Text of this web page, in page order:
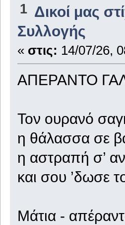
1 Δικοί μας
Συλλογής
« στις: 14/07/26,
ΑΠΕΡΑΝΤΟ
Τον ουρανό
η θάλασσα σε
η αστραπή σ’
και σου ’δωσε
Μάτια -